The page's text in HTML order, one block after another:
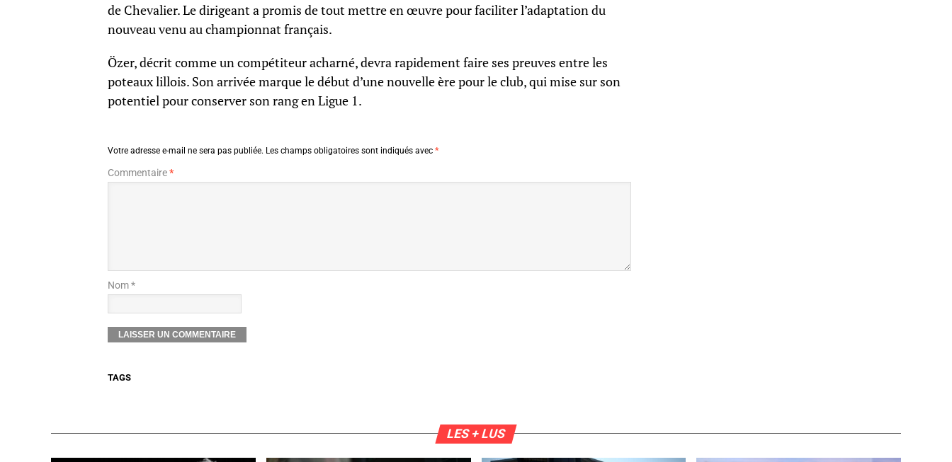
de Chevalier. Le dirigeant a promis de tout mettre en œuvre pour faciliter l’adaptation du
nouveau venu au championnat français.
Özer, décrit comme un compétiteur acharné, devra rapidement faire ses preuves entre les
poteaux lillois. Son arrivée marque le début d’une nouvelle ère pour le club, qui mise sur son
potentiel pour conserver son rang en Ligue 1.
Votre adresse e-mail ne sera pas publiée. Les champs obligatoires sont indiqués avec *
Commentaire*
Nom *
TAGS
LES + LUS